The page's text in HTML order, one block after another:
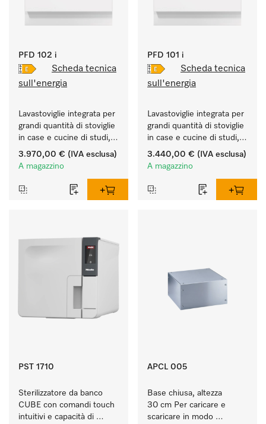
PFD 102 i
Scheda tecnica
sull'energia
Lavastoviglie integrata per
grandi quantità di stoviglie
in case e cucine di studi,
circoli, uffici.
3.970,00 € (IVA esclusa)
A magazzino
PFD 101 i
Scheda tecnica
sull'energia
Lavastoviglie integrata per
grandi quantità di stoviglie
in case e cucine di studi,
circoli, uffici.
3.440,00 € (IVA esclusa)
A magazzino
PST 1710
Sterilizzatore da banco
CUBE con comandi touch
intuitivi e capacità di
APCL 005
Base chiusa, altezza
30 cm Per caricare e
scaricare in modo